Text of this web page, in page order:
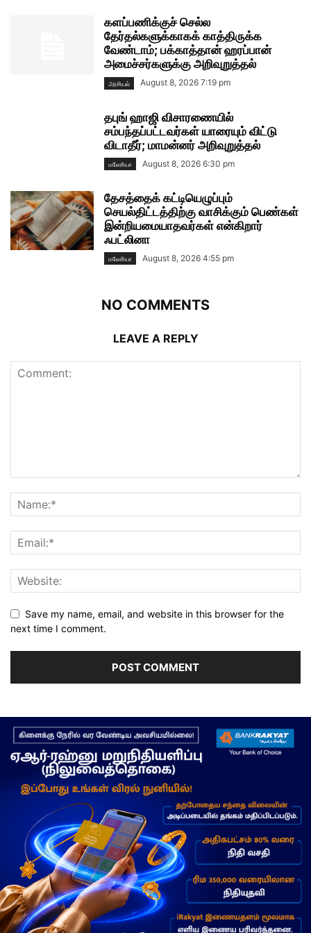
களப்பணிக்குச் செல்ல
தேர்தல்களுக்காகக் காத்திருக்க
வேண்டாம்; பக்காத்தான் ஹரப்பான்
அமைச்சர்களுக்கு அறிவுறுத்தல்
அரசியல் August 8, 2026 7:19 pm
தபுங் ஹாஜி விசாரணையில்
சம்பந்தப்பட்டவர்கள் யாரையும் விட்டு
விடாதீர்; மாமன்னர் அறிவுறுத்தல்
மலேசியா August 8, 2026 6:30 pm
தேசத்தைக் கட்டியெழுப்பும்
செயல்திட்டத்திற்கு வாசிக்கும் பெண்கள்
இன்றியமையாதவர்கள் என்கிறார்
ஃபட்லினா
மலேசியா August 8, 2026 4:55 pm
NO COMMENTS
LEAVE A REPLY
Save my name, email, and website in this browser for the
next time I comment.